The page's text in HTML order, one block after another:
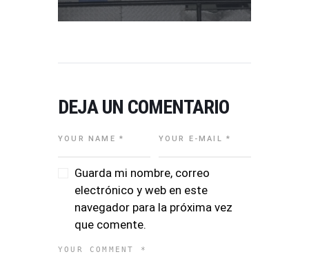
DEJA UN COMENTARIO
Guarda mi nombre, correo
electrónico y web en este
navegador para la próxima vez
que comente.